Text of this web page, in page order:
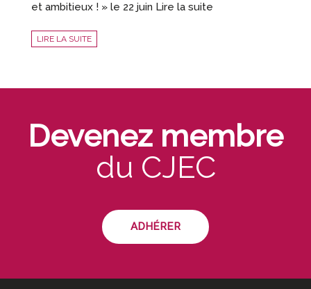
et ambitieux ! » le 22 juin Lire la suite
LIRE LA SUITE
Devenez membre
du CJEC
ADHÉRER